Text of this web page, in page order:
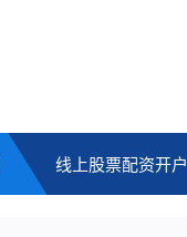
线上股票配资开户